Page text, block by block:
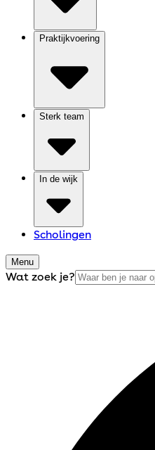
Praktijkvoering
Sterk team
In de wijk
Scholingen
Menu
Wat zoek je?